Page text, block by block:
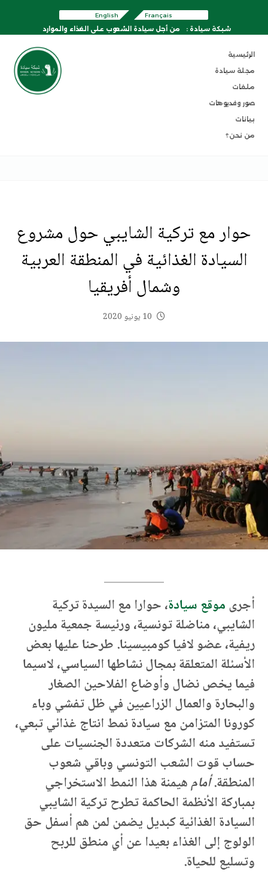
Français
English
شبكة سيادة :
من أجل سيادة الشعوب على الغذاء والموارد
الرئيسية
مجلة سيادة
ملفات
صور وفديوهات
بيانات
من نحن؟
حوار مع تركية الشايبي حول مشروع
السيادة الغذائية في المنطقة العربية
وشمال أفريقيا
10 يونيو 2020
أجرىموقع سيادة، حوارا مع السيدة تركية
الشايبي، مناضلة تونسية، ورئيسة جمعية مليون
ريفية، عضو لافيا كومبيسينا. طرحنا عليها بعض
الأسئلة المتعلقة بمجال نشاطها السياسي، لاسيما
فيما يخص نضال وأوضاع الفلاحين الصغار
والبحارة والعمال الزراعيين في ظل تفشي وباء
كورونا المتزامن مع سيادة نمط انتاج غذائي تبعي،
تستفيد منه الشركات متعددة الجنسيات على
حساب قوت الشعب التونسي وباقي شعوب
المنطقة.أمامهيمنة هذا النمط الاستخراجي
بمباركة الأنظمة الحاكمة تطرح تركية الشايبي
السيادة الغذائية كبديل يضمن لمن هم أسفل حق
الولوج إلى الغذاء بعيدا عن أي منطق للربح
وتسليع للحياة.